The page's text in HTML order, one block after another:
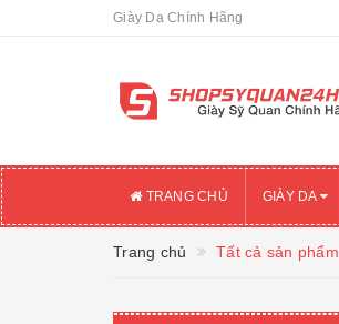
Giày Da Chính Hãng
TRANG CHỦ GIÀY DA
Trang chủ Tất cả sản phẩm